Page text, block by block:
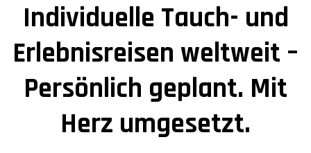
Individuelle Tauch- und
Erlebnisreisen weltweit –
Persönlich geplant. Mit
Herz umgesetzt.